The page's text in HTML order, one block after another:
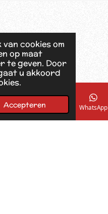
cookies om
op maat
te geven. Door
u akkoord
Accepteren
Kaart Facebook WhatsApp